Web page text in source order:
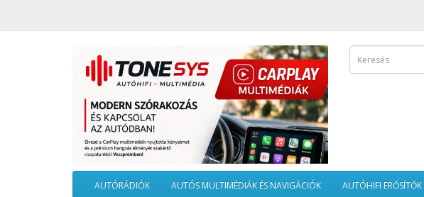
AUTÓRÁDIÓK AUTÓS MULTIMÉDIÁK ÉS NAVIGÁCIÓK AUTÓHIFI ERŐSÍTŐK